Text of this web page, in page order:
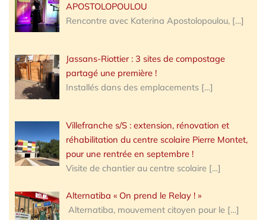
APOSTOLOPOULOU
Rencontre avec Katerina Apostolopoulou, […]
Jassans-Riottier : 3 sites de compostage
partagé une première !
Installés dans des emplacements […]
Villefranche s/S : extension, rénovation et
réhabilitation du centre scolaire Pierre Montet,
pour une rentrée en septembre !
Visite de chantier au centre scolaire […]
Alternatiba « On prend le Relay ! »
Alternatiba, mouvement citoyen pour le […]